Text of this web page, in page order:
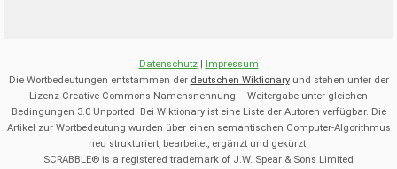
Datenschutz| Impressum
Die Wortbedeutungen entstammen der deutschen Wiktionaryund stehen unter der
Lizenz Creative Commons Namensnennung – Weitergabe unter gleichen
Bedingungen 3.0 Unported. Bei Wiktionary ist eine Liste der Autoren verfügbar. Die
Artikel zur Wortbedeutung wurden über einen semantischen Computer-Algorithmus
neu strukturiert, bearbeitet, ergänzt und gekürzt.
SCRABBLE® is a registered trademark of J.W. Spear & Sons Limited